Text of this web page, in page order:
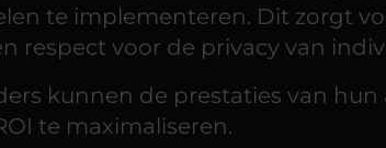
te implementeren. Dit zorgt
respect voor de privacy van
kunnen de prestaties van
te maximaliseren.